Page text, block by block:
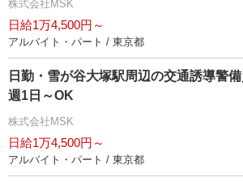
株式会社MSK
日給1万4,500円～
アルバイト・パート / 東京都
日勤・雪が谷大塚駅周辺の交通誘導警
週1日～OK
株式会社MSK
日給1万4,500円～
アルバイト・パート / 東京都